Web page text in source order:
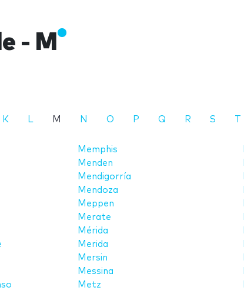
- M
K L M N O P Q R S T
Memphis
Menden
Mendigorría
Mendoza
Meppen
Merate
Mérida
Merida
Mersin
Messina
Metz